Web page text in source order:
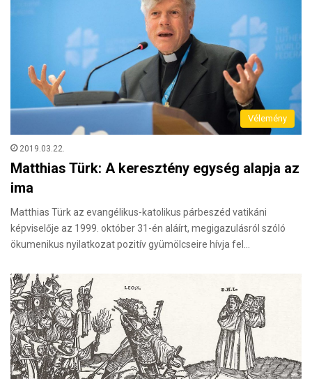
Vélemény
2019.03.22.
Matthias Türk: A keresztény egység alapja az
ima
Matthias Türk az evangélikus-katolikus párbeszéd vatikáni
képviselője az 1999. október 31-én aláírt, megigazulásról szóló
ökumenikus nyilatkozat pozitív gyümölcseire hívja fel…